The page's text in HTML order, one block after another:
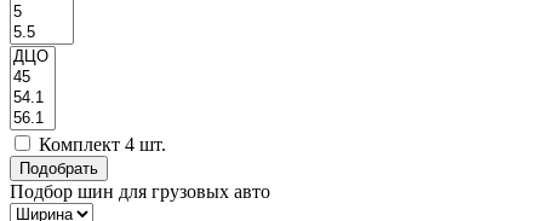
Комплект 4 шт.
Подбор шин для грузовых авто